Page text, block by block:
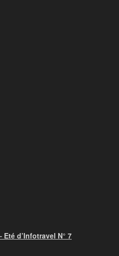
d’Infotravel N° 7